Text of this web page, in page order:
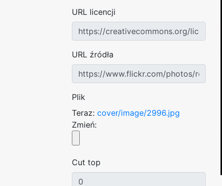
URL licencji
URL źródła
Plik
Teraz: cover/image/2996.jpg
Zmień:
Cut top